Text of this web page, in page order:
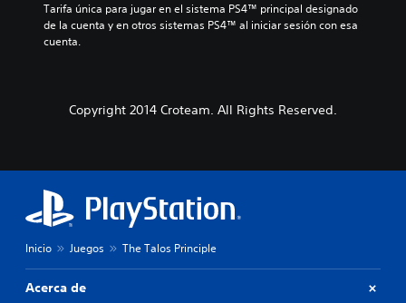
Tarifa única para jugar en el sistema PS4™ principal designado
de la cuenta y en otros sistemas PS4™ al iniciar sesión con esa
cuenta.
Copyright 2014 Croteam. All Rights Reserved.
Inicio Juegos The Talos Principle
Acerca de